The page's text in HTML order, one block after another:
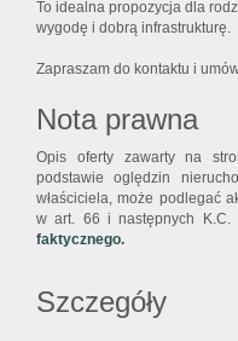
To idealna propozycja dla
wygodę i dobrą infrastrukturę.
Zapraszam do kontaktu i
Nota prawna
Opis oferty zawarty na
podstawie oględzin
właściciela, może podlegać
w art. 66 i następnych K.C.
faktycznego.
Szczegóły